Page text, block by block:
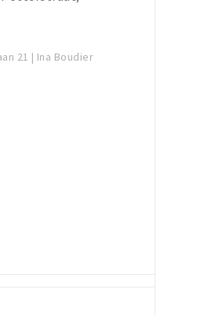
21 | Ina Boudier